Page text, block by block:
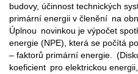
budovy, účinnost technických
primární energii v členění na
Úplnou novinkou je výpočet
energie (NPE), která se počítá
– faktorů primární energie.
koeficient pro elektrickou